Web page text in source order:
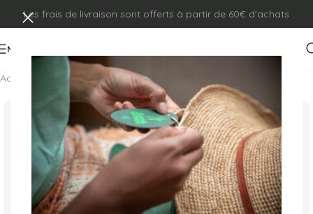
Les frais de livraison sont offerts à partir de 60€ d'achats
MENU
Accueil Déco et Accessoires